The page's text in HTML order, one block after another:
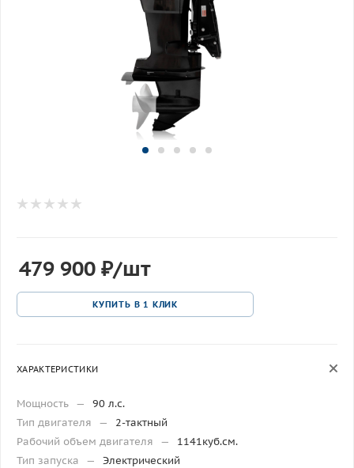
479 900 ₽/шт
КУПИТЬ В 1 КЛИК
ХАРАКТЕРИСТИКИ
Мощность —
90 л.с.
Тип двигателя
—
2-тактный
Рабочий объем двигателя
—
1141куб.см.
Тип запуска
— Электрический